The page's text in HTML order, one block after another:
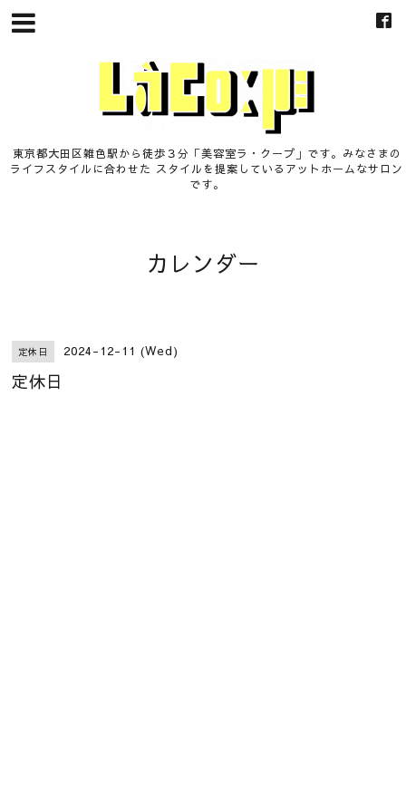
東京都大田区雑色駅から徒歩３分「美容室ラ・クープ」です。みなさまの
ライフスタイルに合わせた スタイルを提案しているアットホームなサロン
です。
カレンダー
定休日 2024-12-11 (Wed)
定休日